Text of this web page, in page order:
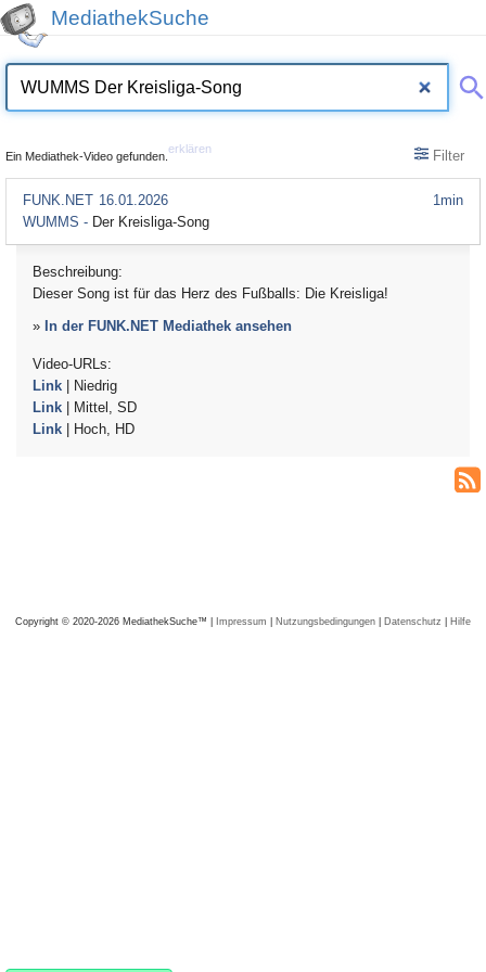
MediathekSuche
Ein Mediathek-Video gefunden.
erklären Filter
1min
FUNK.NET 16.01.2026
WUMMS - Der Kreisliga-Song
Beschreibung:
Dieser Song ist für das Herz des Fußballs: Die Kreisliga!
» In der FUNK.NET Mediathek ansehen
Video-URLs:
Link | Niedrig
Link | Mittel, SD
Link | Hoch, HD
Copyright © 2020-2026 MediathekSuche™ | Impressum | Nutzungsbedingungen | Datenschutz | Hilfe